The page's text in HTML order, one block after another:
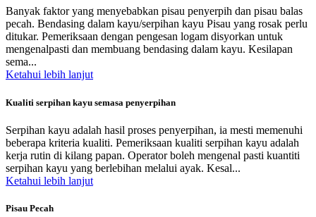
Banyak faktor yang menyebabkan pisau penyerpih dan pisau balas
pecah. Bendasing dalam kayu/serpihan kayu Pisau yang rosak perlu
ditukar. Pemeriksaan dengan pengesan logam disyorkan untuk
mengenalpasti dan membuang bendasing dalam kayu. Kesilapan
sema...
Ketahui lebih lanjut
Kualiti serpihan kayu semasa penyerpihan
Serpihan kayu adalah hasil proses penyerpihan, ia mesti memenuhi
beberapa kriteria kualiti. Pemeriksaan kualiti serpihan kayu adalah
kerja rutin di kilang papan. Operator boleh mengenal pasti kuantiti
serpihan kayu yang berlebihan melalui ayak. Kesal...
Ketahui lebih lanjut
Pisau Pecah